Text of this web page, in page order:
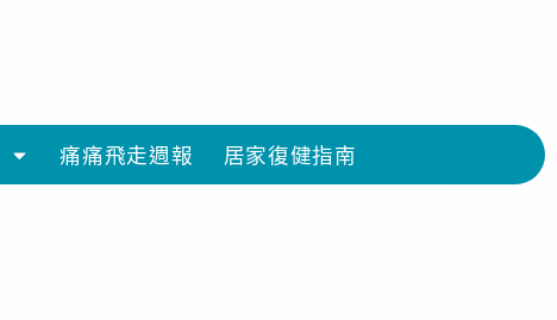
痛痛飛走週報 居家復健指南